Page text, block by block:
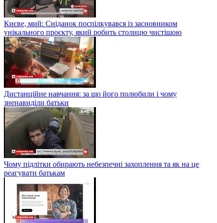
Києве, мий: Сніданок поспілкувався із засновником
унікального проєкту, який робить столицю чистішою
Дистанційне навчання: за що його полюбили і чому
зненавиділи батьки
Чому підлітки обирають небезпечні захоплення та як на це
реагувати батькам